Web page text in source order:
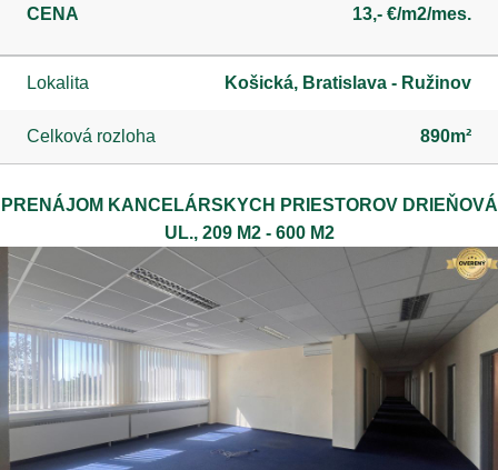
CENA 13,- €/m2/mes.
Lokalita Košická, Bratislava - Ružinov
Celková rozloha 890m²
PRENÁJOM KANCELÁRSKYCH PRIESTOROV DRIEŇOVÁ
UL., 209 M2 - 600 M2